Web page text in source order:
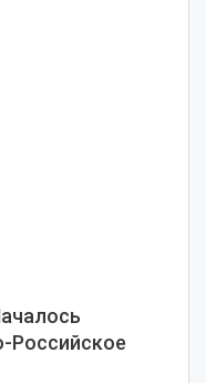
Российское